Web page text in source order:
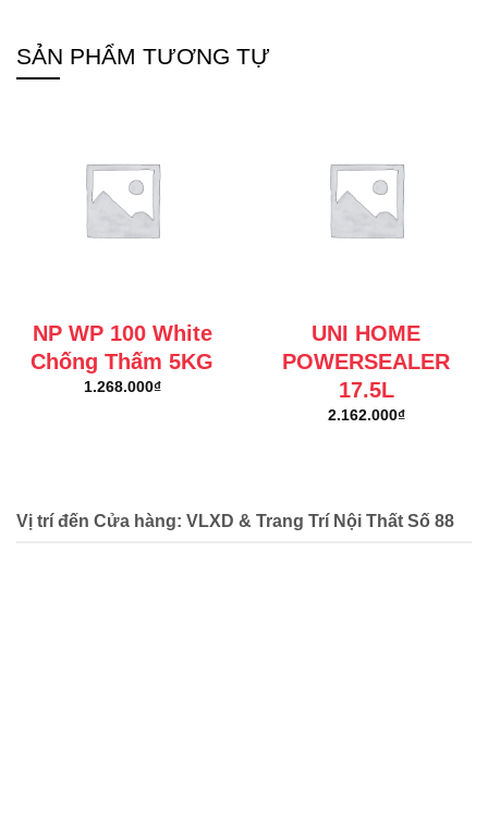
SẢN PHẨM TƯƠNG TỰ
NP WP 100 White
Chống Thấm 5KG
1.268.000₫
UNI HOME
POWERSEALER
17.5L
2.162.000₫
Vị trí đến Cửa hàng: VLXD & Trang Trí Nội Thất Số 88